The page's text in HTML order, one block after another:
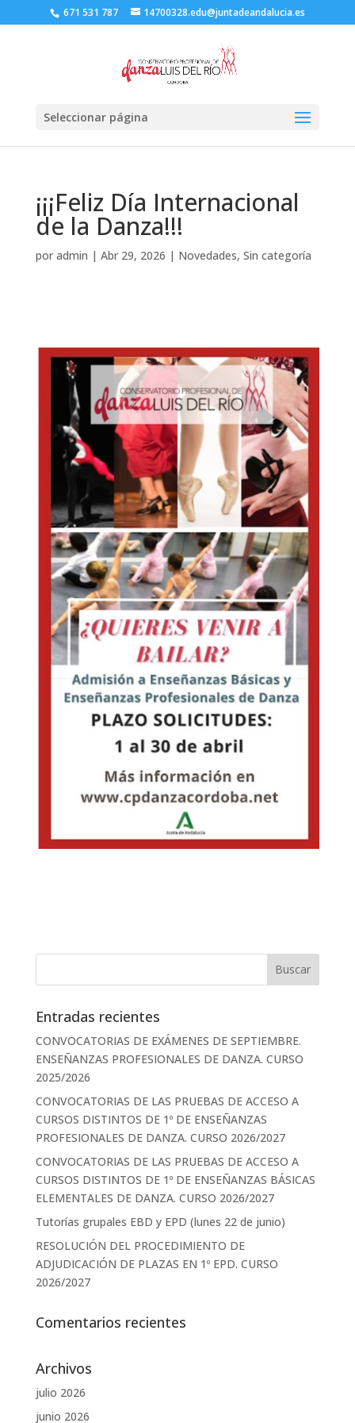
671 531 787 14700328.edu@juntadeandalucia.es
Seleccionar página
¡¡¡Feliz Día Internacional
de la Danza!!!
por admin | Abr 29, 2026 | Novedades, Sin categoría
Entradas recientes
CONVOCATORIAS DE EXÁMENES DE SEPTIEMBRE.
ENSEÑANZAS PROFESIONALES DE DANZA. CURSO
2025/2026
CONVOCATORIAS DE LAS PRUEBAS DE ACCESO A
CURSOS DISTINTOS DE 1º DE ENSEÑANZAS
PROFESIONALES DE DANZA. CURSO 2026/2027
CONVOCATORIAS DE LAS PRUEBAS DE ACCESO A
CURSOS DISTINTOS DE 1º DE ENSEÑANZAS BÁSICAS
ELEMENTALES DE DANZA. CURSO 2026/2027
Tutorías grupales EBD y EPD (lunes 22 de junio)
RESOLUCIÓN DEL PROCEDIMIENTO DE
ADJUDICACIÓN DE PLAZAS EN 1º EPD. CURSO
2026/2027
Comentarios recientes
Archivos
julio 2026
junio 2026